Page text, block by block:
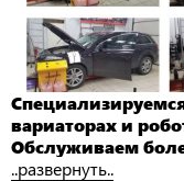
вариаторах и
Обслуживаем
..развернуть..